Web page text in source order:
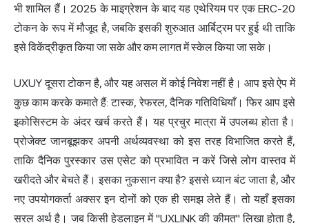
भी शामिल हैं। 2025 के माइग्रेशन के बाद यह एथेरियम पर एक ERC-20
टोकन के रूप में मौजूद है, जबकि इसकी शुरुआत आर्बिट्रम पर हुई थी ताकि
इसे विकेंद्रीकृत किया जा सके और कम लागत में स्केल किया जा सके।
UXUY दूसरा टोकन है, और यह असल में कोई निवेश नहीं है। आप इसे ऐप में
कुछ काम करके कमाते हैं: टास्क, रेफरल, दैनिक गतिविधियाँ। फिर आप इसे
इकोसिस्टम के अंदर खर्च करते हैं। यह प्रचुर मात्रा में उपलब्ध होता है।
प्रोजेक्ट जानबूझकर अपनी अर्थव्यवस्था को इस तरह विभाजित करते हैं,
ताकि दैनिक पुरस्कार उस एसेट को प्रभावित न करें जिसे लोग वास्तव में
खरीदते और बेचते हैं। इसका नुकसान क्या है? इससे ध्यान बंट जाता है, और
नए उपयोगकर्ता अक्सर इन दोनों को एक ही समझ लेते हैं। तो यहाँ इसका
सरल अर्थ है। जब किसी हेडलाइन में "UXLINK की कीमत" लिखा होता है,